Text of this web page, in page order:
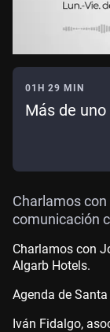
01H 29 MIN
Más de
Charlamos
comunicación
Charlamos con
Algarb Hotels.
Agenda de
Iván Fidalgo,